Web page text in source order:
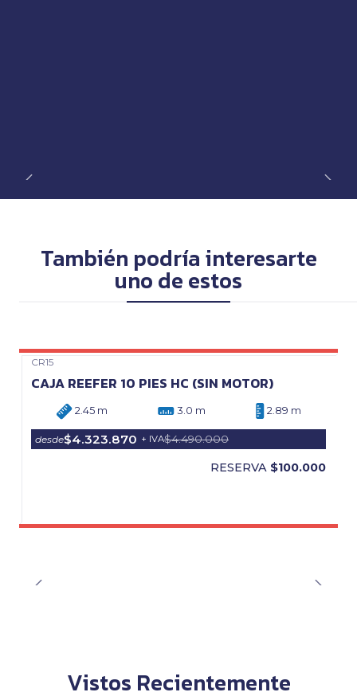
También podría interesarte
uno de estos
CR15
CAJA REEFER 10 PIES HC (SIN MOTOR)
2.45 m 3.0 m 2.89 m
desde$4.323.870 + IVA$4.490.000
RESERVA $100.000
Vistos Recientemente